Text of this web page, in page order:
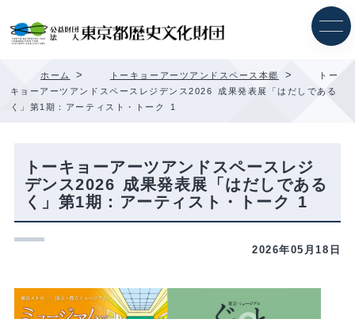
ホーム > トーキョーアーツアンドスペース本郷 >
トー
キョーアーツアンドスペースレジデンス2026 成果発表展「はだしである
く」第1期：アーティスト・トーク 1
トーキョーアーツアンドスペースレジ
デンス2026 成果発表展「はだしである
く」第1期：アーティスト・トーク 1
2026年05月18日